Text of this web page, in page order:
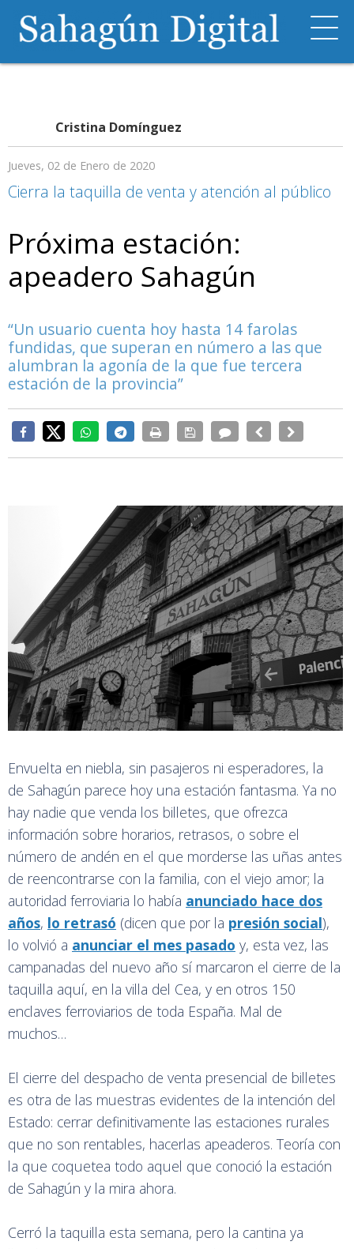
Cristina Domínguez
Jueves, 02 de Enero de 2020
Cierra la taquilla de venta y atención al público
Próxima estación:
apeadero Sahagún
“Un usuario cuenta hoy hasta 14 farolas
fundidas, que superan en número a las que
alumbran la agonía de la que fue tercera
estación de la provincia”
Envuelta en niebla, sin pasajeros ni esperadores, la
de Sahagún parece hoy una estación fantasma. Ya no
hay nadie que venda los billetes, que ofrezca
información sobre horarios, retrasos, o sobre el
número de andén en el que morderse las uñas antes
de reencontrarse con la familia, con el viejo amor; la
autoridad ferroviaria lo había anunciado hace dos
años, lo retrasó (dicen que por la presión social),
lo volvió a anunciar el mes pasado y, esta vez, las
campanadas del nuevo año sí marcaron el cierre de la
taquilla aquí, en la villa del Cea, y en otros 150
enclaves ferroviarios de toda España. Mal de
muchos…
El cierre del despacho de venta presencial de billetes
es otra de las muestras evidentes de la intención del
Estado: cerrar definitivamente las estaciones rurales
que no son rentables, hacerlas apeaderos. Teoría con
la que coquetea todo aquel que conoció la estación
de Sahagún y la mira ahora.
Cerró la taquilla esta semana, pero la cantina ya